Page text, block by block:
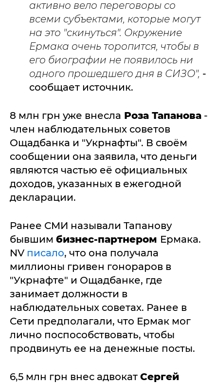
активно вело переговоры со
всеми субъектами, которые могут
на это "скинуться". Окружение
Ермака очень торопится, чтобы в
его биографии не появилось ни
одного прошедшего дня в СИЗО", -
сообщает источник.
8 млн грн уже внесла Роза Тапанова -
член наблюдательных советов
Ощадбанка и "Укрнафты". В своём
сообщении она заявила, что деньги
являются частью её официальных
доходов, указанных в ежегодной
декларации.
Ранее СМИ называли Тапанову
бывшим бизнес-партнером Ермака.
NV писало, что она получала
миллионы гривен гонораров в
"Укрнафте" и Ощадбанке, где
занимает должности в
наблюдательных советах. Ранее в
Сети предполагали, что Ермак мог
лично поспособствовать, чтобы
продвинуть ее на денежные посты.
6,5 млн грн внес адвокат Сергей